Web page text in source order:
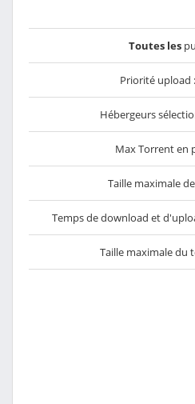
Toutes les
Priorité upload :
Hébergeurs
Max Torrent en
Taille maximale
Temps de download et
Taille maximale du